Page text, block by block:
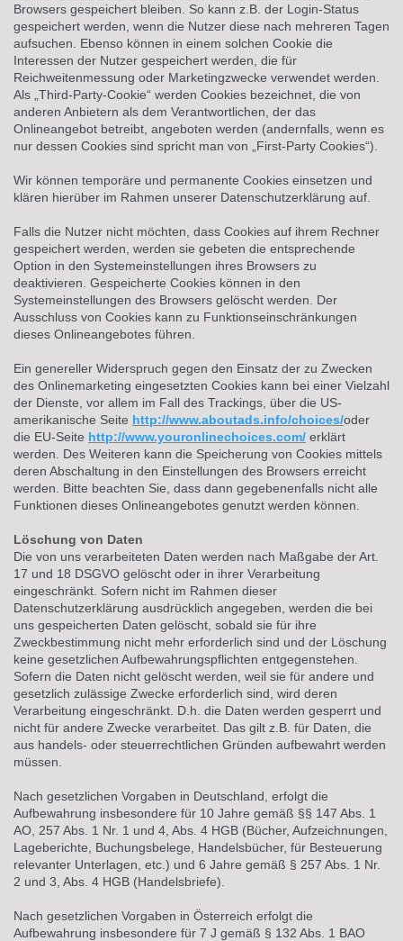
Browsers gespeichert bleiben. So kann z.B. der Login-Status
gespeichert werden, wenn die Nutzer diese nach mehreren Tagen
aufsuchen. Ebenso können in einem solchen Cookie die
Interessen der Nutzer gespeichert werden, die für
Reichweitenmessung oder Marketingzwecke verwendet werden.
Als „Third-Party-Cookie“ werden Cookies bezeichnet, die von
anderen Anbietern als dem Verantwortlichen, der das
Onlineangebot betreibt, angeboten werden (andernfalls, wenn es
nur dessen Cookies sind spricht man von „First-Party Cookies“).
Wir können temporäre und permanente Cookies einsetzen und
klären hierüber im Rahmen unserer Datenschutzerklärung auf.
Falls die Nutzer nicht möchten, dass Cookies auf ihrem Rechner
gespeichert werden, werden sie gebeten die entsprechende
Option in den Systemeinstellungen ihres Browsers zu
deaktivieren. Gespeicherte Cookies können in den
Systemeinstellungen des Browsers gelöscht werden. Der
Ausschluss von Cookies kann zu Funktionseinschränkungen
dieses Onlineangebotes führen.
Ein genereller Widerspruch gegen den Einsatz der zu Zwecken
des Onlinemarketing eingesetzten Cookies kann bei einer Vielzahl
der Dienste, vor allem im Fall des Trackings, über die US-
amerikanische Seite http://www.aboutads.info/choices/oder
die EU-Seite http://www.youronlinechoices.com/ erklärt
werden. Des Weiteren kann die Speicherung von Cookies mittels
deren Abschaltung in den Einstellungen des Browsers erreicht
werden. Bitte beachten Sie, dass dann gegebenenfalls nicht alle
Funktionen dieses Onlineangebotes genutzt werden können.
Löschung von Daten
Die von uns verarbeiteten Daten werden nach Maßgabe der Art.
17 und 18 DSGVO gelöscht oder in ihrer Verarbeitung
eingeschränkt. Sofern nicht im Rahmen dieser
Datenschutzerklärung ausdrücklich angegeben, werden die bei
uns gespeicherten Daten gelöscht, sobald sie für ihre
Zweckbestimmung nicht mehr erforderlich sind und der Löschung
keine gesetzlichen Aufbewahrungspflichten entgegenstehen.
Sofern die Daten nicht gelöscht werden, weil sie für andere und
gesetzlich zulässige Zwecke erforderlich sind, wird deren
Verarbeitung eingeschränkt. D.h. die Daten werden gesperrt und
nicht für andere Zwecke verarbeitet. Das gilt z.B. für Daten, die
aus handels- oder steuerrechtlichen Gründen aufbewahrt werden
müssen.
Nach gesetzlichen Vorgaben in Deutschland, erfolgt die
Aufbewahrung insbesondere für 10 Jahre gemäß §§ 147 Abs. 1
AO, 257 Abs. 1 Nr. 1 und 4, Abs. 4 HGB (Bücher, Aufzeichnungen,
Lageberichte, Buchungsbelege, Handelsbücher, für Besteuerung
relevanter Unterlagen, etc.) und 6 Jahre gemäß § 257 Abs. 1 Nr.
2 und 3, Abs. 4 HGB (Handelsbriefe).
Nach gesetzlichen Vorgaben in Österreich erfolgt die
Aufbewahrung insbesondere für 7 J gemäß § 132 Abs. 1 BAO